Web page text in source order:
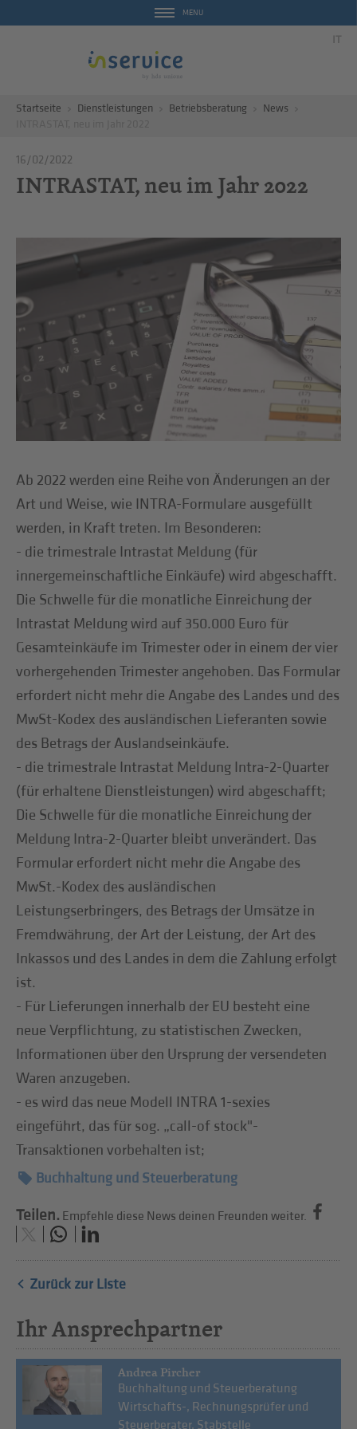
MENU
IT
Startseite Dienstleistungen Betriebsberatung
News
16/02/2022
INTRASTAT, neu im Jahr 2022
Ab 2022 werden eine Reihe von Änderungen an der
Art und Weise, wie INTRA-Formulare ausgefüllt
werden, in Kraft treten. Im Besonderen:
- die trimestrale Intrastat Meldung (für
innergemeinschaftliche Einkäufe) wird abgeschafft.
Die Schwelle für die monatliche Einreichung der
Intrastat Meldung wird auf 350.000 Euro für
Gesamteinkäufe im Trimester oder in einem der vier
vorhergehenden Trimester angehoben. Das Formular
erfordert nicht mehr die Angabe des Landes und des
MwSt-Kodex des ausländischen Lieferanten sowie
des Betrags der Auslandseinkäufe.
- die trimestrale Intrastat Meldung Intra-2-Quarter
(für erhaltene Dienstleistungen) wird abgeschafft;
Die Schwelle für die monatliche Einreichung der
Meldung Intra-2-Quarter bleibt unverändert. Das
Formular erfordert nicht mehr die Angabe des
MwSt.-Kodex des ausländischen
Leistungserbringers, des Betrags der Umsätze in
Fremdwährung, der Art der Leistung, der Art des
Inkassos und des Landes in dem die Zahlung erfolgt
ist.
- Für Lieferungen innerhalb der EU besteht eine
neue Verpflichtung, zu statistischen Zwecken,
Informationen über den Ursprung der versendeten
Waren anzugeben.
- es wird das neue Modell INTRA 1-sexies
eingeführt, das für sog. „call-of stock"-
Transaktionen vorbehalten ist;
Buchhaltung und Steuerberatung
Teilen. Empfehle diese News deinen Freunden weiter.
Zurück zur Liste
Ihr Ansprechpartner
Andrea Pircher
Buchhaltung und Steuerberatung
Wirtschafts-, Rechnungsprüfer und
Steuerberater, Stabstelle